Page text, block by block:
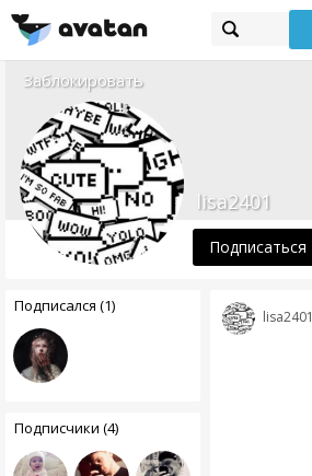
Заблокировать
lisa2401
Подписаться
Подписался (1)
Подписчики (4)
lisa2401